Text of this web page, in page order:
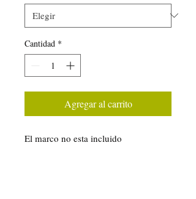
Cantidad *
Agregar al carrito
El marco no esta incluido